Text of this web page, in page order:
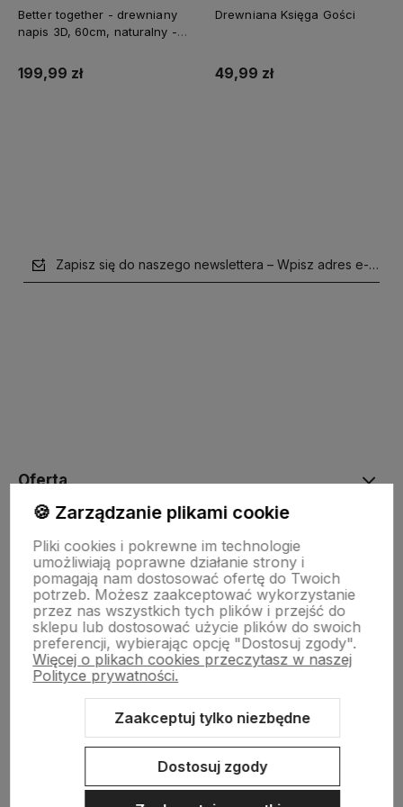
Better together - drewniany
napis 3D, 60cm, naturalny -
199,99 zł
Drewniana Księga Gości
49,99 zł
Zapisz się do naszego newslettera – Wpisz adres e-mail
Oferta
Drewniane dekoracje
Kolorowe skarpetki
Informacje
🍪 Zarządzanie plikami cookie
Pliki cookies i pokrewne im technologie
umożliwiają poprawne działanie strony i
pomagają nam dostosować ofertę do Twoich
potrzeb. Możesz zaakceptować wykorzystanie
przez nas wszystkich tych plików i przejść do
sklepu lub dostosować użycie plików do swoich
preferencji, wybierając opcję "Dostosuj zgody".
Więcej o plikach cookies przeczytasz w naszej
Polityce prywatności.
Zaakceptuj tylko niezbędne
Dostosuj zgody